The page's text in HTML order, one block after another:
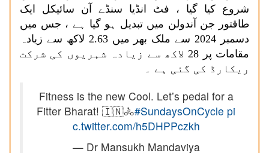
شروع کیا گیا ، فٹ انڈیا سنڈے آن سائیکل ایک
طاقتور جن آندولن میں تبدیل ہو گیا ہے ، جس میں
دسمبر 2024سے ملک بھر میں2.63 لاکھ سے زیادہ
مقامات پر 28لاکھ سے زیادہ شہریوں کی شرکت
ریکارڈ کی گئی ہے ۔
Fitness is the new Cool. Let’s pedal for a
Fitter Bharat! 🇮🇳🚴#SundaysOnCycle pi
c.twitter.com/h5DHPPczkh
— Dr Mansukh Mandaviya